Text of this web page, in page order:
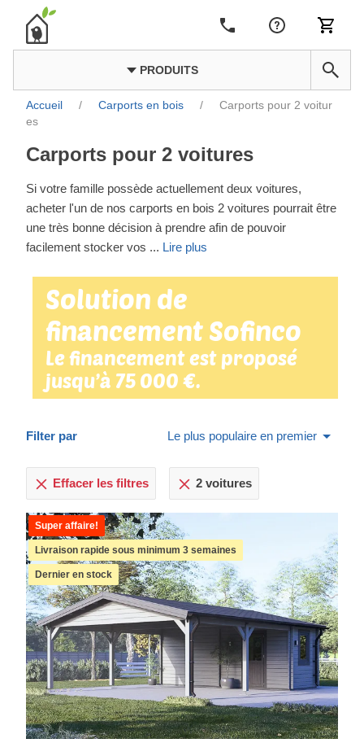
PRODUITS
Accueil / Carports en bois /
Carports pour 2 voitur
es
Carports pour 2 voitures
Si votre famille possède actuellement deux voitures,
acheter l'un de nos carports en bois 2 voitures pourrait être
une très bonne décision à prendre afin de pouvoir
facilement stocker vos ... Lire plus
Solution de
financement Sofinco
Le financement est proposé
jusqu’à 75 000 €.
Filter par Le plus populaire en premier
Effacer les filtres 2 voitures
Super affaire!
Livraison rapide sous minimum 3 semaines
Dernier en stock